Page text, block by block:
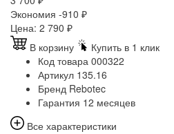
Экономия -910 ₽
Цена: 2 790 ₽
В корзину
Купить в 1 клик
Код товара 000322
Артикул 135.16
Бренд Rebotec
Гарантия 12 месяцев
Все характеристики